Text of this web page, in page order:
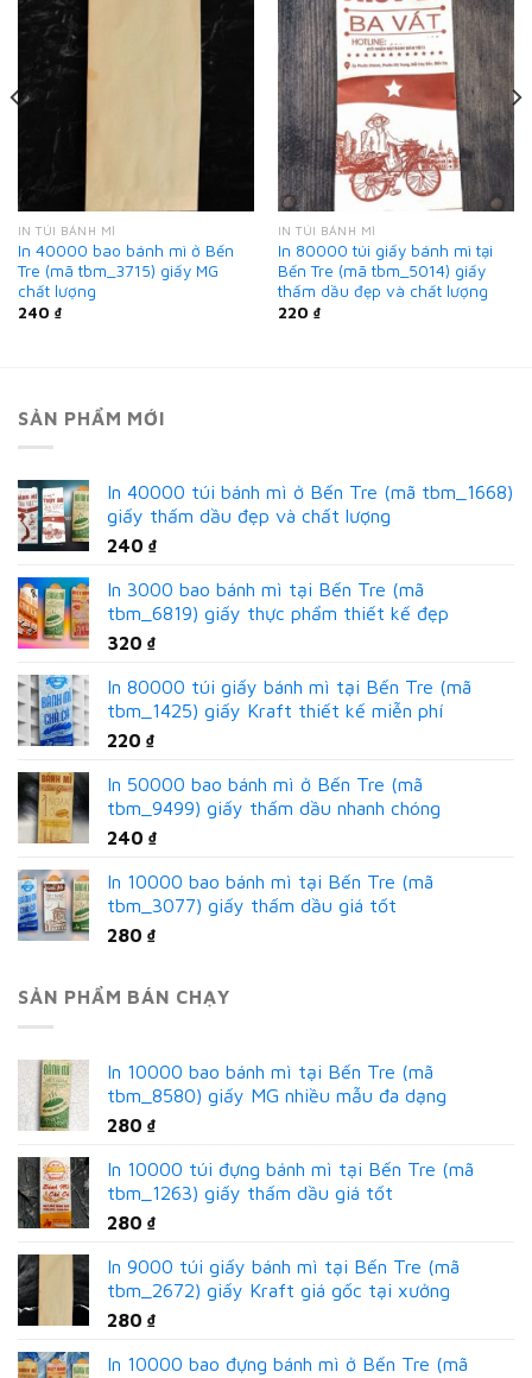
IN TÚI BÁNH MÌ
In 40000 bao bánh mì ở Bến
Tre (mã tbm_3715) giấy MG
chất lượng
240 ₫
IN TÚI BÁNH MÌ
In 80000 túi giấy bánh mì tại
Bến Tre (mã tbm_5014) giấy
thấm dầu đẹp và chất lượng
220 ₫
SẢN PHẨM MỚI
In 40000 túi bánh mì ở Bến Tre (mã tbm_1668)
giấy thấm dầu đẹp và chất lượng
240 ₫
In 3000 bao bánh mì tại Bến Tre (mã
tbm_6819) giấy thực phẩm thiết kế đẹp
320 ₫
In 80000 túi giấy bánh mì tại Bến Tre (mã
tbm_1425) giấy Kraft thiết kế miễn phí
220 ₫
In 50000 bao bánh mì ở Bến Tre (mã
tbm_9499) giấy thấm dầu nhanh chóng
240 ₫
In 10000 bao bánh mì tại Bến Tre (mã
tbm_3077) giấy thấm dầu giá tốt
280 ₫
SẢN PHẨM BÁN CHẠY
In 10000 bao bánh mì tại Bến Tre (mã
tbm_8580) giấy MG nhiều mẫu đa dạng
280 ₫
In 10000 túi đựng bánh mì tại Bến Tre (mã
tbm_1263) giấy thấm dầu giá tốt
280 ₫
In 9000 túi giấy bánh mì tại Bến Tre (mã
tbm_2672) giấy Kraft giá gốc tại xưởng
280 ₫
In 10000 bao đựng bánh mì ở Bến Tre (mã